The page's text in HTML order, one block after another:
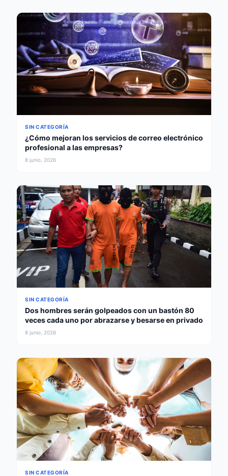
SIN CATEGORÍA
¿Cómo mejoran los servicios de correo electrónico
profesional a las empresas?
8 junio, 2026
SIN CATEGORÍA
Dos hombres serán golpeados con un bastón 80
veces cada uno por abrazarse y besarse en privado
8 junio, 2026
SIN CATEGORÍA